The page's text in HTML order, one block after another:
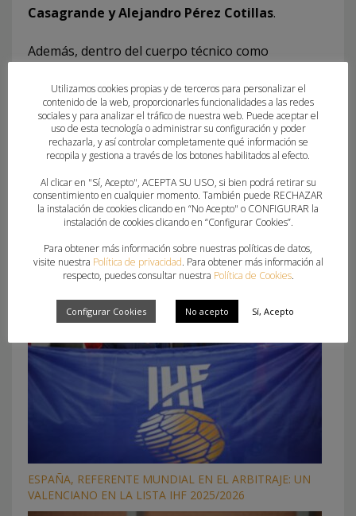
Casagrande y Alejandro Pérez Cotillas.
Además, dentro del cuerpo técnico como
coordinador de la actividadJaime Alvado.
What you can read next
ESPAÑA, REFERENTE MUNDIAL EN EL ARBITRAJE: UN
VALENCIANO EN LA LISTA IHF 2025/2026
Utilizamos cookies propias y de terceros para personalizar el
contenido de la web, proporcionarles funcionalidades a las redes
sociales y para analizar el tráfico de nuestra web. Puede aceptar el
uso de esta tecnología o administrar su configuración y poder
rechazarla, y así controlar completamente qué información se
recopila y gestiona a través de los botones habilitados al efecto.
Al clicar en "Sí, Acepto", ACEPTA SU USO, si bien podrá retirar su
consentimiento en cualquier momento. También puede RECHAZAR
la instalación de cookies clicando en “No Acepto" o CONFIGURAR la
instalación de cookies clicando en “Configurar Cookies”.
Para obtener más información sobre nuestras políticas de datos,
visite nuestra Política de privacidad. Para obtener más información al
respecto, puedes consultar nuestra Política de Cookies.
Configurar Cookies No acepto Sí, Acepto